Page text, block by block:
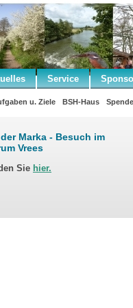
Service
u. Ziele BSH-Haus
Marka - Besuch im
Vrees
Sie hier.